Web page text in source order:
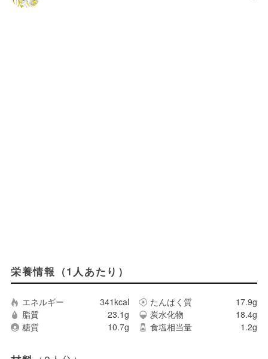
栄養情報（1人あたり）
エネルギー 341kcal たんぱく質
17.9g
脂質
23.1g 炭水化物
18.4g
糖質
10.7g 食塩相当量 1.2g